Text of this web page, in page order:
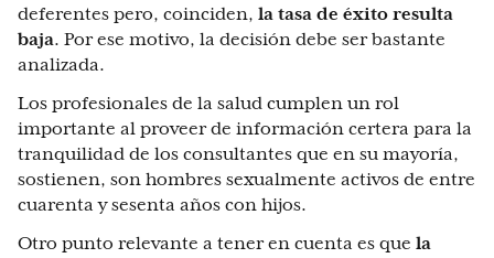
deferentes pero, coinciden, la tasa de éxito resulta
baja. Por ese motivo, la decisión debe ser bastante
analizada.
Los profesionales de la salud cumplen un rol
importante al proveer de información certera para la
tranquilidad de los consultantes que en su mayoría,
sostienen, son hombres sexualmente activos de entre
cuarenta y sesenta años con hijos.
Otro punto relevante a tener en cuenta es que la